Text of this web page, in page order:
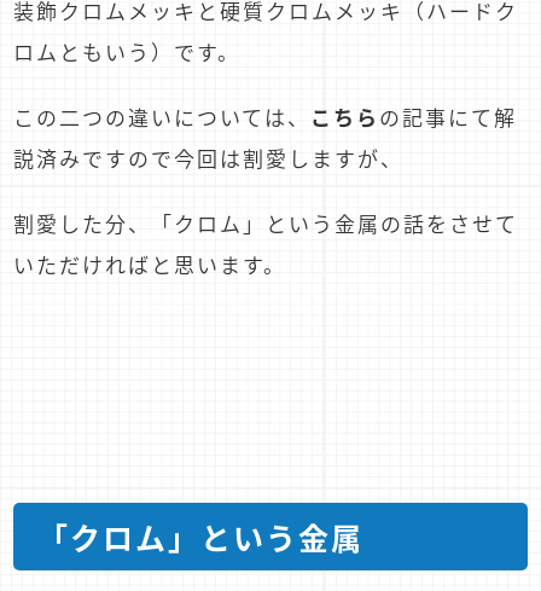
装飾クロムメッキと硬質クロムメッキ（ハードク
ロムともいう）です。
この二つの違いについては、 こちら の記事にて解
説済みですので今回は割愛しますが、
割愛した分、「クロム」という金属の話をさせて
いただければと思います。
「クロム」という金属